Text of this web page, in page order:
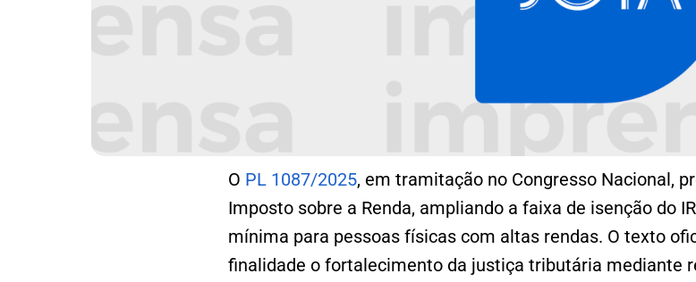
O PL 1087/2025, em tramitação no Congresso Nacional,
Imposto sobre a Renda, ampliando a faixa de isenção do
mínima para pessoas físicas com altas rendas. O texto
finalidade o fortalecimento da justiça tributária mediante